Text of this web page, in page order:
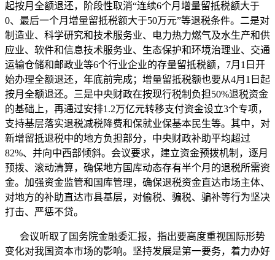
起按月全额退还，阶段性取消“连续6个月增量留抵税额大于
0、最后一个月增量留抵税额大于50万元”等退税条件。二是对
制造业、科学研究和技术服务业、电力热力燃气及水生产和供
应业、软件和信息技术服务业、生态保护和环境治理业、交通
运输仓储和邮政业等6个行业企业的存量留抵税额，7月1日开
始办理全额退还，年底前完成；增量留抵税额也要从4月1日起
按月全额退还。三是中央财政在按现行税制负担50%退税资金
的基础上，再通过安排1.2万亿元转移支付资金设立3个专项，
支持基层落实退税减税降费和保就业保基本民生等。其中，对
新增留抵退税中的地方负担部分，中央财政补助平均超过
82%、并向中西部倾斜。会议要求，建立资金预拨机制，逐月
预拨、滚动清算，确保地方国库动态存有半个月的退税所需资
金。加强资金监管和国库管理，确保退税资金直达市场主体、
对地方的补助直达市县基层，对偷税、骗税、骗补等行为坚决
打击、严惩不贷。
会议听取了国务院金融委汇报，指出要高度重视国际形势
变化对我国资本市场的影响。坚持发展是第一要务，着力办好